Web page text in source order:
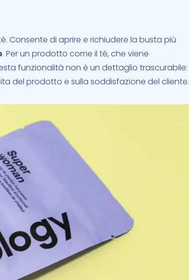
Consente di aprire e richiudere la busta più
. Per un prodotto come il tè, che viene
funzionalità non è un dettaglio trascurabile:
del prodotto e sulla soddisfazione del cliente.